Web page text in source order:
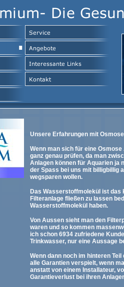
Unsere Erfahrungen mit
Wenn man sich für eine
ganz genau prüfen, da man
Anlagen können für Aquarien ja
der Spass bei uns mit billigbillig
wegsparen wollen.
Das Wasserstoffmolekül ist das
Filteranlage fließen zu lassen
Wasserstoffmolekül haben.
Von Aussen sieht man den
waren und so kommen
ich schon 6934 zufriedene
Trinkwasser, nur eine Aussage
Wenn dann noch im hinteren
alle Garantien verspielt, wenn
anstatt von einem Installateur,
Garantieverlust bei ihren